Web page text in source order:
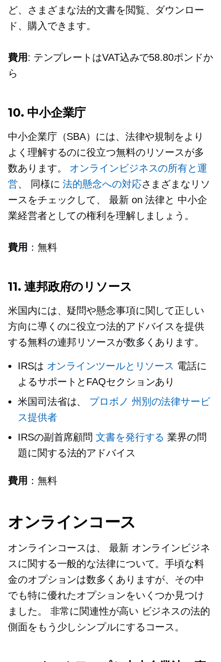
ど、さまざまな法的文書を閲覧、ダウンロー
ド、購入できます。
費用: テンプレートはVAT込みで58.80ポンドか
ら
10. 中小企業庁
中小企業庁（SBA）には、法律や規制をより
よく理解するのに役立つ無料のリソースが多
数あります。 オンラインビジネスの所有と運
営、 同様に法的懸念への対応さまざまなリソ
ースをチェックして、 最新on法律と 中小企
業経営者としての権利を理解しましょう。
費用 ：無料
11. 連邦政府のリソース
米国内には、疑問や懸念事項に関して正しい
方向に導くのに役立つ法的アドバイスを提供
する無料の連邦リソースが数多くあります。
IRSは オンラインツールとリソース 電話に
よるサポートとFAQセクションあり
米国司法省は、 プロボノ 州別の法律サービ
ス提供者
IRSの副首席顧問 文書を発行する 業界の問
題に関する法的アドバイス
費用 ：無料
オンラインコース
オンラインコースは、 最新オンラインビジネ
スに関する一般的な法律について。手頃な料
金のオプションは数多くありますが、その中
でも特に優れたオプションをいくつか見つけ
ました。 非常に関連性が高い ビジネスの法的
側面をもう少しシンプルにするコース。